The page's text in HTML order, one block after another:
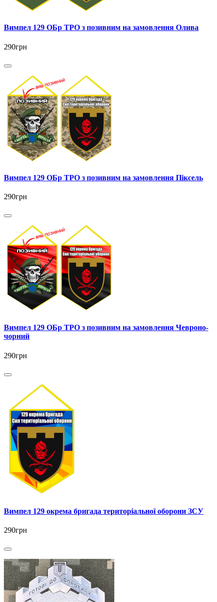
Вимпел 129 ОБр ТРО з позивним на замовлення Олива
290грн
Вимпел 129 ОБр ТРО з позивним на замовлення Піксель
290грн
Вимпел 129 ОБр ТРО з позивним на замовлення Чевроно-
чорний
290грн
Вимпел 129 окрема бригада територіальної оборони ЗСУ
290грн